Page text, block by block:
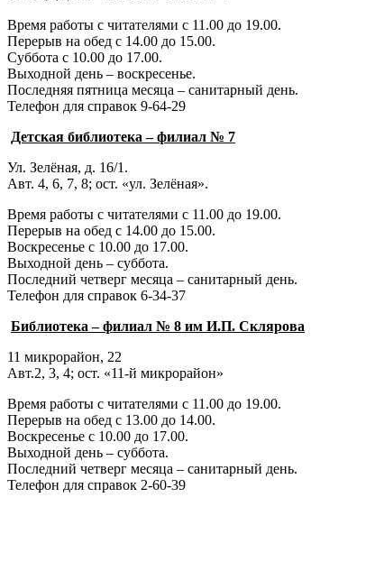
Время работы с читателями с 11.00 до 19.00.
Перерыв на обед с 14.00 до 15.00.
Суббота с 10.00 до 17.00.
Выходной день – воскресенье.
Последняя пятница месяца – санитарный день.
Телефон для справок 9-64-29
Детская библиотека – филиал № 7
Ул. Зелёная, д. 16/1.
Авт. 4, 6, 7, 8; ост. «ул. Зелёная».
Время работы с читателями с 11.00 до 19.00.
Перерыв на обед с 14.00 до 15.00.
Воскресенье с 10.00 до 17.00.
Выходной день – суббота.
Последний четверг месяца – санитарный день.
Телефон для справок 6-34-37
Библиотека – филиал № 8 им И.П. Склярова
11 микрорайон, 22
Авт.2, 3, 4; ост. «11-й микрорайон»
Время работы с читателями с 11.00 до 19.00.
Перерыв на обед с 13.00 до 14.00.
Воскресенье с 10.00 до 17.00.
Выходной день – суббота.
Последний четверг месяца – санитарный день.
Телефон для справок 2-60-39